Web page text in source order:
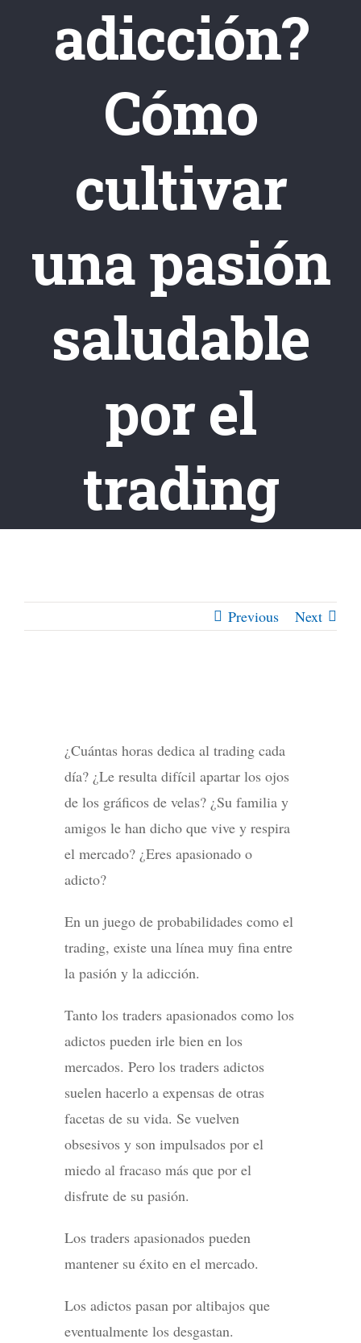
adicción?
Cómo
cultivar
una pasión
saludable
por el
trading
Previous Next
¿Cuántas horas dedica al trading cada
día? ¿Le resulta difícil apartar los ojos
de los gráficos de velas? ¿Su familia y
amigos le han dicho que vive y respira
el mercado? ¿Eres apasionado o
adicto?
En un juego de probabilidades como el
trading, existe una línea muy fina entre
la pasión y la adicción.
Tanto los traders apasionados como los
adictos pueden irle bien en los
mercados. Pero los traders adictos
suelen hacerlo a expensas de otras
facetas de su vida. Se vuelven
obsesivos y son impulsados ​​por el
miedo al fracaso más que por el
disfrute de su pasión.
Los traders apasionados pueden
mantener su éxito en el mercado.
Los adictos pasan por altibajos que
eventualmente los desgastan.